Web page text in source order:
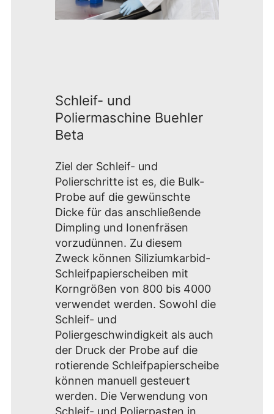
Schleif- und
Poliermaschine Buehler
Beta
Ziel der Schleif- und
Polierschritte ist es, die Bulk-
Probe auf die gewünschte
Dicke für das anschließende
Dimpling und Ionenfräsen
vorzudünnen. Zu diesem
Zweck können Siliziumkarbid-
Schleifpapierscheiben mit
Korngrößen von 800 bis 4000
verwendet werden. Sowohl die
Schleif- und
Poliergeschwindigkeit als auch
der Druck der Probe auf die
rotierende Schleifpapierscheibe
können manuell gesteuert
werden. Die Verwendung von